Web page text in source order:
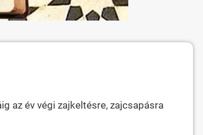
az év végi zajkeltésre, zajcsapásra